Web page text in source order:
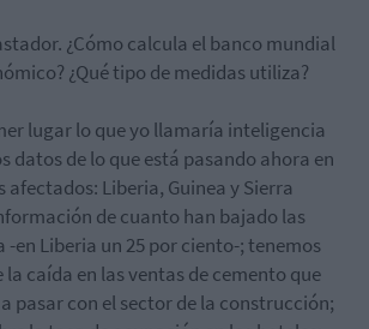
¿Cómo calcula el banco mundial
¿Qué tipo de medidas utiliza?
lugar lo que yo llamaría inteligencia
datos de lo que está pasando ahora en
afectados: Liberia, Guinea y Sierra
de cuanto han bajado las
-en Liberia un 25 por ciento-; tenemos
caída en las ventas de cemento que
pasar con el sector de la construcción;